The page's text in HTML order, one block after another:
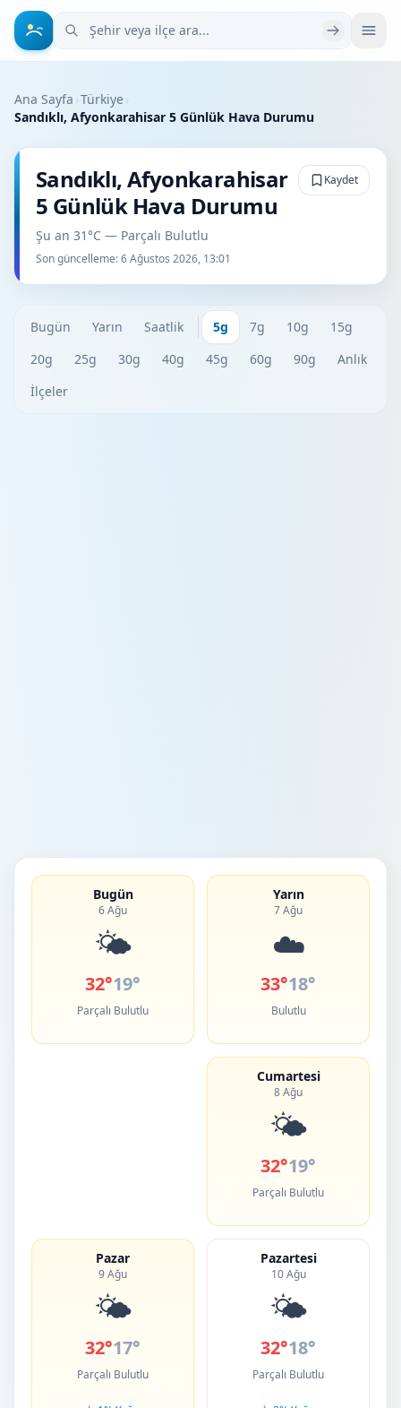
Şehir veya ilçe ara
Ana Sayfa ›Türkiye›
Sandıklı, Afyonkarahisar 5 Günlük Hava Durumu
Sandıklı, Afyonkarahisar
5 Günlük Hava Durumu
Şu an 31°C — Parçalı Bulutlu
Son güncelleme:6 Ağustos 2026, 13:01
Kaydet
Bugün Yarın Saatlik 5g 7g 10g
15g
20g
25g 30g 40g 45g 60g 90g
Anlık
İlçeler
Bugün
6 Ağu
🌤️
32°19°
Parçalı Bulutlu
Yarın
7 Ağu
☁️
33°18°
Bulutlu
Cumartesi
8 Ağu
🌤️
32°19°
Parçalı Bulutlu
Pazar
9 Ağu
🌤️
32°17°
Parçalı Bulutlu
Pazartesi
10 Ağu
🌤️
32°18°
Parçalı Bulutlu